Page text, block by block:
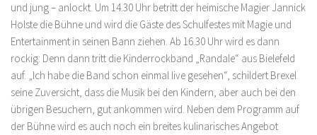
und jung – anlockt. Um 14.30 Uhr betritt der heimische Magier Jannick
Holste die Bühne und wird die Gäste des Schulfestes mit Magie und
Entertainment in seinen Bann ziehen. Ab 16.30 Uhr wird es dann
rockig: Denn dann tritt die Kinderrockband „Randale“ aus Bielefeld
auf. „Ich habe die Band schon einmal live gesehen“, schildert Brexel
seine Zuversicht, dass die Musik bei den Kindern, aber auch bei den
übrigen Besuchern, gut ankommen wird. Neben dem Programm auf
der Bühne wird es auch noch ein breites kulinarisches Angebot